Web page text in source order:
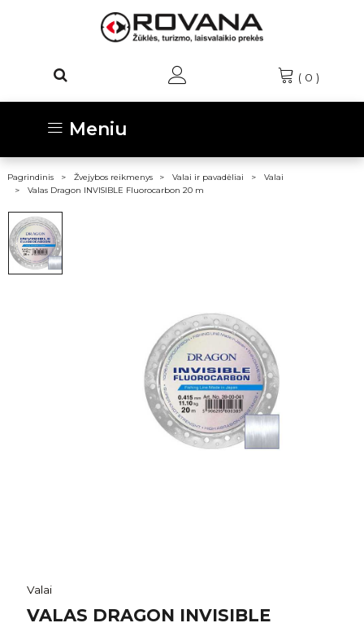
( 0 )
Meniu
Pagrindinis Žvejybos reikmenys Valai ir pavadėliai
Valai
Valas Dragon INVISIBLE Fluorocarbon 20 m
Valai
VALAS DRAGON INVISIBLE